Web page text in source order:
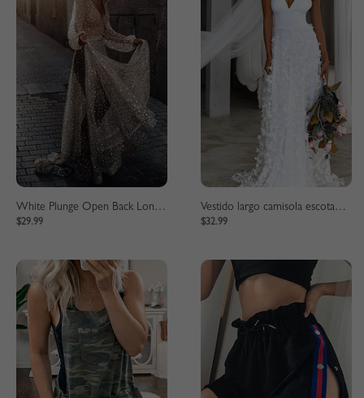
White Plunge Open Back Long Sleeve Maxi Dress
$29.99
Vestido largo camisola escotado blanco
$32.99